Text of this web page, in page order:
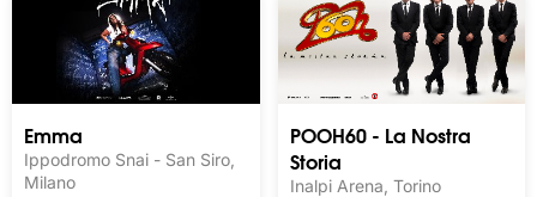
Emma
Ippodromo Snai - San Siro,
Milano
POOH60 - La Nostra
Storia
Inalpi Arena, Torino